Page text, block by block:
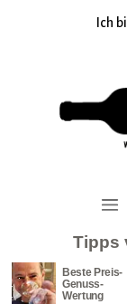
springenIch
Tipps
Beste Preis-
Genuss-
Wertung